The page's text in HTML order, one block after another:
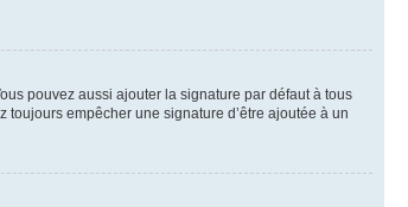
pouvez aussi ajouter la signature par défaut à tous
toujours empêcher une signature d’être ajoutée à un